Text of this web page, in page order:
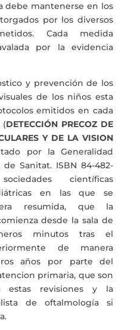
debe mantenerse en los
por los diversos
Cada medida
por la evidencia
y prevención de los
de los niños esta
emitidos en cada
(DETECCIÓN PRECOZ DE
Y DE LA VISION
por la Generalidad
de Sanitat. ISBN 84-482-
científicas
en las que se
resumida, que la
desde la sala de
minutos tras el
de manera
años por parte del
primaria, que son
revisiones y la
de oftalmología si